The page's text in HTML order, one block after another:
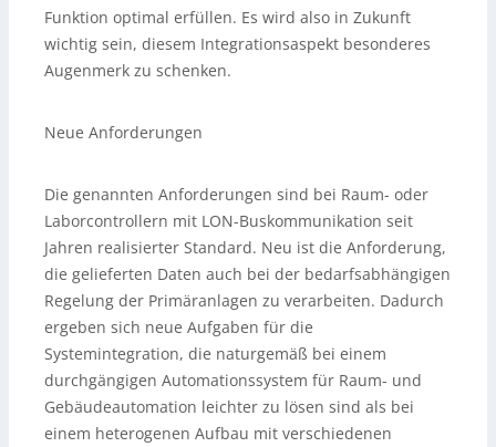
Funktion optimal erfüllen. Es wird also in Zukunft
wichtig sein, diesem Integrationsaspekt besonderes
Augenmerk zu schenken.
Neue Anforderungen
Die genannten Anforderungen sind bei Raum- oder
Laborcontrollern mit LON-Buskommunikation seit
Jahren realisierter Standard. Neu ist die Anforderung,
die gelieferten Daten auch bei der bedarfsabhängigen
Regelung der Primäranlagen zu verarbeiten. Dadurch
ergeben sich neue Aufgaben für die
Systemintegration, die naturgemäß bei einem
durchgängigen Automationssystem für Raum- und
Gebäudeautomation leichter zu lösen sind als bei
einem heterogenen Aufbau mit verschiedenen